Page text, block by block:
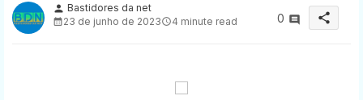
person Bastidores da net
23 de junho de 2023
4 minute read 0 share